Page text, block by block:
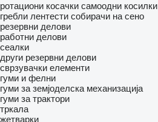
ротациони косачки самоодни косилки
гребли лентести собирачи на сено
резервни делови
работни делови
сеалки
други резервни делови
сврзувачки елементи
гуми и фелни
гуми за земјоделска механизација
гуми за трактори
тркала
жетварки